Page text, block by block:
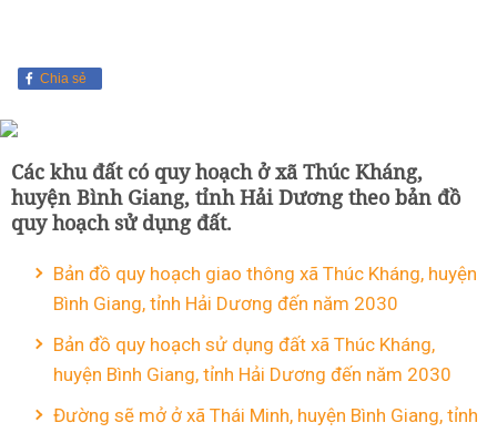
Chia sẻ
Các khu đất có quy hoạch ở xã Thúc Kháng,
huyện Bình Giang, tỉnh Hải Dương theo bản đồ
quy hoạch sử dụng đất.
Bản đồ quy hoạch giao thông xã Thúc Kháng, huyện
Bình Giang, tỉnh Hải Dương đến năm 2030
Bản đồ quy hoạch sử dụng đất xã Thúc Kháng,
huyện Bình Giang, tỉnh Hải Dương đến năm 2030
Đường sẽ mở ở xã Thái Minh, huyện Bình Giang, tỉnh